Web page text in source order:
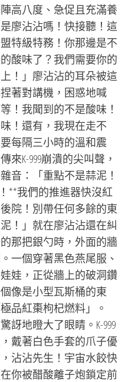
高八度、急促且充滿養
廖沾沾嗎！快接聽！這
盟特級特務！你那邊是不
酸味了？我們需要你的
！」廖沾沾的耳朵被這
著對講機，困惑地喊
！我聞到的不是酸味！
！還有，我現在走不
每隔三小時的溫和震
K-999崩潰的尖叫聲，
音：「重點不是蒜泥！
**我們的推進器快沒紅
院！別帶任何多餘的東
！」就在廖沾沾還在糾
那把銀勺時，外面的牆
一個穿著黑色燕尾服、
娃，正從牆上的破洞鑽
像是小型瓦斯桶的東
品紅棗枸杞燃料」。
訝地瞪大了眼睛。K-999
戴著白色手套的爪子優
沾沾先生！宇宙水餃快
你被醋酸離子炮鎖定前